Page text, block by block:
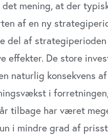
mening, at der
af en ny
del af strategiperioden
effekter. De store
naturlig konsekvens
i
tilbage har været
i mindre grad af